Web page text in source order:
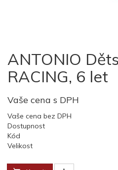
ANTONIO
RACING, 6 let
Vaše cena s DPH
Vaše cena bez DPH
Dostupnost
Kód
Velikost